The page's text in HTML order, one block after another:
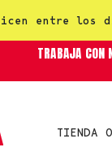
entre los
TRABAJA CON
TIENDA